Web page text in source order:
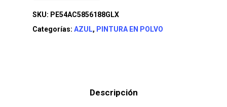
SKU: PE54AC5856188GLX
Categorías: AZUL, PINTURA EN POLVO
Descripción